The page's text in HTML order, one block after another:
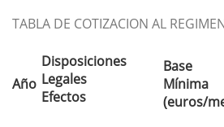
TABLA DE COTIZACION AL
Año
Disposiciones
Legales
Efectos
Base
Mínima
(euros/